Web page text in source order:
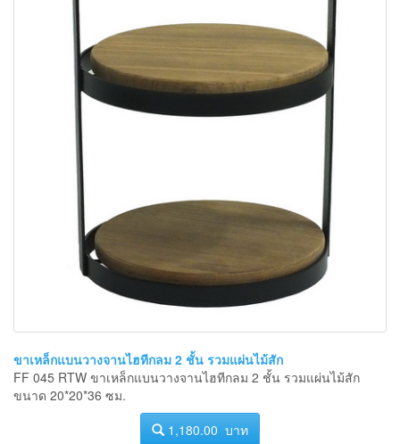
ขาเหล็กแบนวางจานไฮทีกลม 2 ชั้น รวมแผ่นไม้สัก
FF 045 RTW ขาเหล็กแบนวางจานไฮทีกลม 2 ชั้น รวมแผ่นไม้สัก
ขนาด 20*20*36 ซม.
1,180.00 บาท